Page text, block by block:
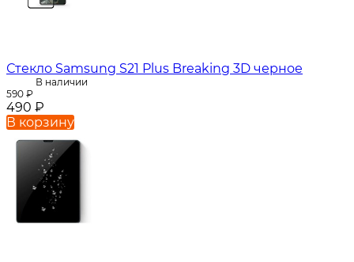
Стекло Samsung S21 Plus Breaking 3D черное
В наличии
590 ₽
490 ₽
В корзину